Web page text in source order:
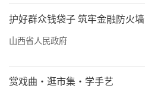
护好群众钱袋子 筑牢金融防火墙
山西省人民政府
赏戏曲·逛市集·学手艺